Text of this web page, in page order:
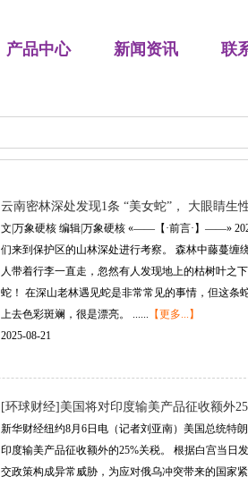
产品中心 新闻资讯 联
云南密林深处发现1条 “美女蛇”， 大眼睛生
文|万象硬核 编辑|万象硬核 «——【·前言·】——»
们来到保护区的山林深处进行考察。 森林中藤蔓缠
人带着行李一直走，忽然有人发现地上的枯树叶之
蛇！ 在深山老林遇见蛇是非常常见的事情，但这条
上去色彩斑斓，很是漂亮。 ...... 【更多...】
2025-08-21
[环球财经]美国将对印度输美产品征收额外
新华财经纽约8月6日电（记者刘亚南）美国总统特
印度输美产品征收额外的25%关税。 根据白宫当日
交政策构成异常威胁，为应对俄乌冲突带来的国家